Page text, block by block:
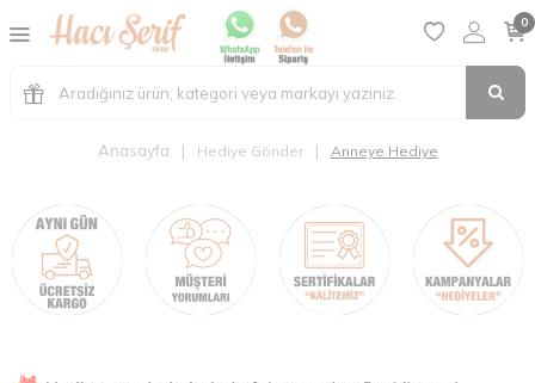
0
Anasayfa | Hediye Gönder | Anneye Hediye